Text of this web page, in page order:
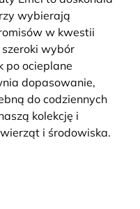
wybierają
w kwestii
wybór
po ocieplane
dopasowanie,
do codziennych
kolekcję i
i środowiska.